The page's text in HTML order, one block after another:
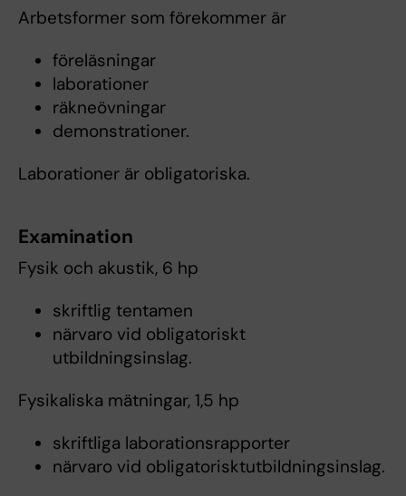
Arbetsformer som förekommer är
föreläsningar
laborationer
räkneövningar
demonstrationer.
Laborationer är obligatoriska.
Examination
Fysik och akustik, 6 hp
skriftlig tentamen
närvaro vid obligatoriskt
utbildningsinslag.
Fysikaliska mätningar, 1,5 hp
skriftliga laborationsrapporter
närvaro vid obligatorisktutbildningsinslag.